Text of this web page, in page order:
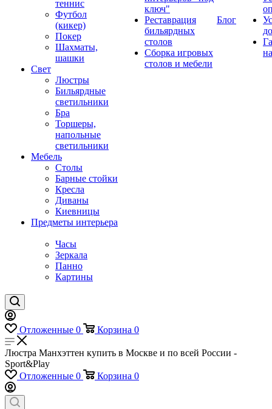
теннис
Футбол
(кикер)
Покер
Шахматы,
шашки
Свет
Люстры
Бильярдные
светильники
Бра
Торшеры,
напольные
светильники
Мебель
Столы
Барные стойки
Кресла
Диваны
Киевницы
Предметы интерьера
Часы
Зеркала
Панно
Картины
ключ"
Реставрация
бильярдных
столов
Сборка игровых
столов и мебели
Блог
Отложенные 0 Корзина 0
Люстра Манхэттен купить в Москве и по всей России -
Sport&Play
Отложенные 0 Корзина 0